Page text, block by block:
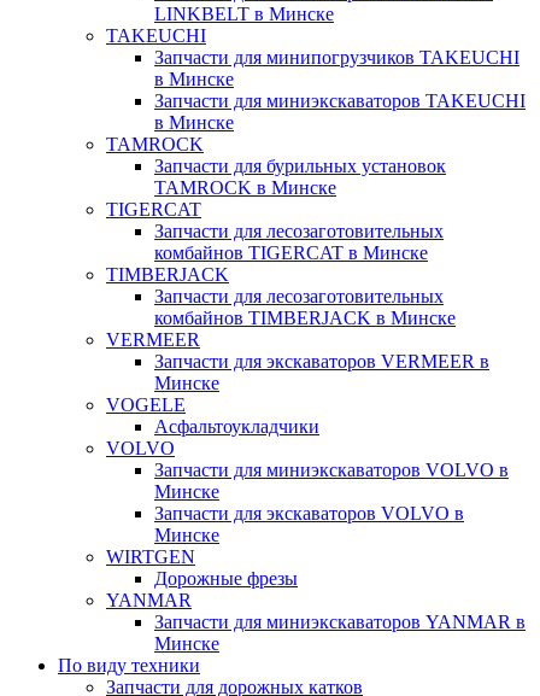
LINKBELT в Минске
TAKEUCHI
Запчасти для минипогрузчиков TAKEUCHI
в Минске
Запчасти для миниэкскаваторов TAKEUCHI
в Минске
TAMROCK
Запчасти для бурильных установок
TAMROCK в Минске
TIGERCAT
Запчасти для лесозаготовительных
комбайнов TIGERCAT в Минске
TIMBERJACK
Запчасти для лесозаготовительных
комбайнов TIMBERJACK в Минске
VERMEER
Запчасти для экскаваторов VERMEER в
Минске
VOGELE
Асфальтоукладчики
VOLVO
Запчасти для миниэкскаваторов VOLVO в
Минске
Запчасти для экскаваторов VOLVO в
Минске
WIRTGEN
Дорожные фрезы
YANMAR
Запчасти для миниэкскаваторов YANMAR в
Минске
По виду техники
Запчасти для дорожных катков